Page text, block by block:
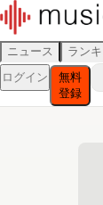
ニュース ラン
ログイン
無料
登録